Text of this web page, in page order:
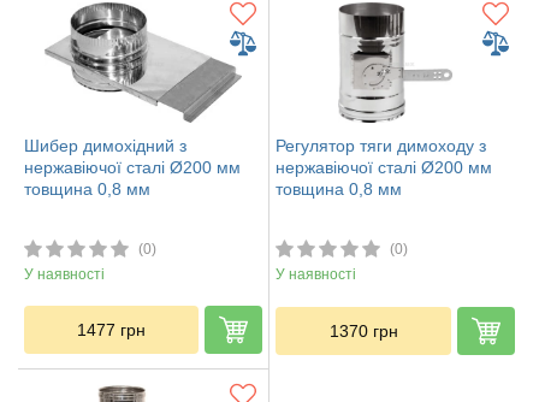
Шибер димохідний з
нержавіючої сталі Ø200 мм
товщина 0,8 мм
(0)
У наявності
1477 грн
Регулятор тяги димоходу з
нержавіючої сталі Ø200 мм
товщина 0,8 мм
(0)
У наявності
1370 грн